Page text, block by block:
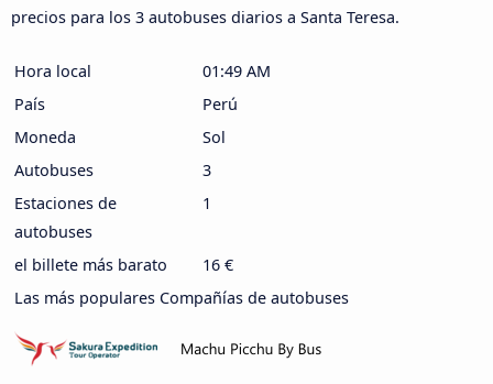
precios para los 3 autobuses diarios a Santa Teresa.
Hora local
01:49 AM
País
Perú
Moneda
Sol
Autobuses
3
Estaciones de
autobuses
1
el billete más barato
16 €
Las más populares Compañías de autobuses